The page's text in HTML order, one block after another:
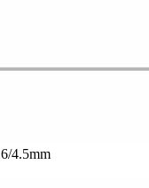
4.5mm